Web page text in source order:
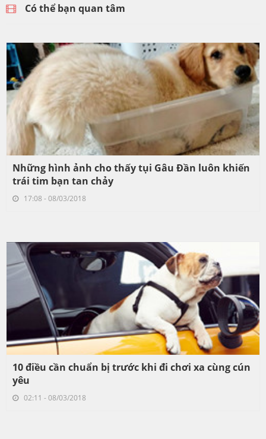
Có thể bạn quan tâm
Những hình ảnh cho thấy tụi Gâu Đần luôn khiến
trái tim bạn tan chảy
17:08 - 08/03/2018
10 điều cần chuẩn bị trước khi đi chơi xa cùng cún
yêu
02:11 - 08/03/2018